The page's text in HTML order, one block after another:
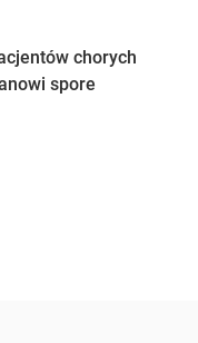
chorych
spore